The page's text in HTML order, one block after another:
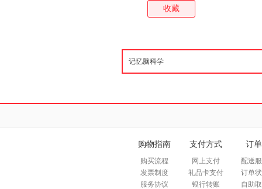
赛 创始人，东尼 博赞将带领
简明体量专为学业、工作繁忙
赞首创，已成功改变全球2.5亿
IBM、波音公司、惠普公司、
收藏
购物指南
购买流程
发票制度
服务协议
支付方式
网上支付
礼品卡支付
银行转账
订
配送
订单
自助